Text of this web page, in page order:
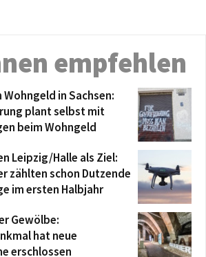
empfehlen
in Sachsen:
plant selbst mit
beim Wohngeld
Leipzig/Halle als Ziel:
zählten schon Dutzende
im ersten Halbjahr
Gewölbe:
hat neue
erschlossen